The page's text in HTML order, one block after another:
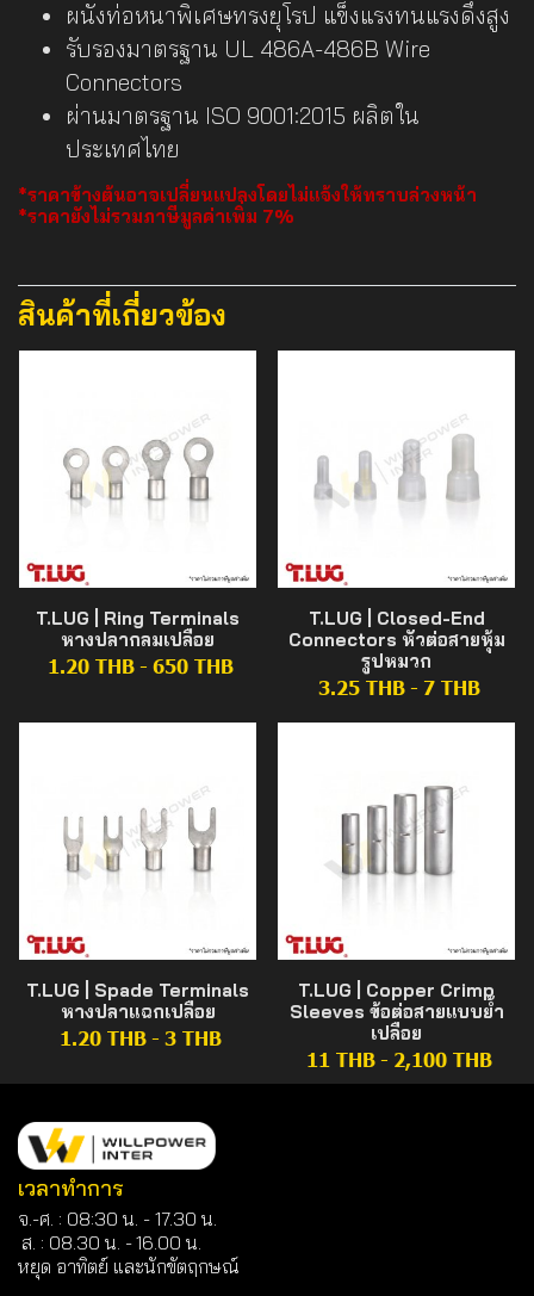
ผนังท่อหนาพิเศษทรงยุโรป แข็งแรงทนแรงดึงสูง
รับรองมาตรฐาน UL 486A-486B Wire
Connectors
ผ่านมาตรฐาน ISO 9001:2015 ผลิตใน
ประเทศไทย
*ราคาข้างต้นอาจเปลี่ยนแปลงโดยไม่แจ้งให้ทราบล่วงหน้า
*ราคายังไม่รวมภาษีมูลค่าเพิ่ม 7%
สินค้าที่เกี่ยวข้อง
T.LUG | Ring Terminals
หางปลากลมเปลือย
1.20 THB - 650 THB
T.LUG | Closed-End
Connectors หัวต่อสายหุ้ม
รูปหมวก
3.25 THB - 7 THB
T.LUG | Spade Terminals
หางปลาแฉกเปลือย
1.20 THB - 3 THB
T.LUG | Copper Crimp
Sleeves ข้อต่อสายแบบย้ำ
เปลือย
11 THB - 2,100 THB
เวลาทำการ
จ.-ศ. : 08:30 น. - 17.30 น.
ส. : 08.30 น. -16.00 น.
หยุด อาทิตย์ และนักขัตฤกษณ์